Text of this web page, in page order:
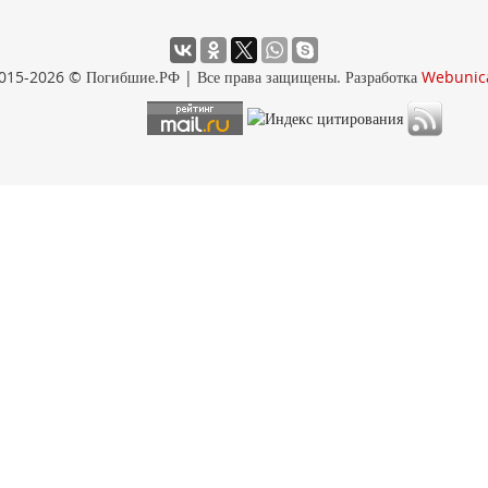
2026 © Погибшие.РФ | Все права защищены. Разработка